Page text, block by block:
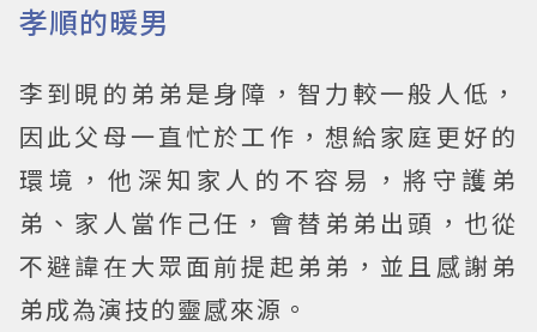
孝順的暖男
李到晛的弟弟是身障，智力較一般人低，
因此父母一直忙於工作，想給家庭更好的
環境，他深知家人的不容易，將守護弟
弟、家人當作己任，會替弟弟出頭，也從
不避諱在大眾面前提起弟弟，並且感謝弟
弟成為演技的靈感來源。